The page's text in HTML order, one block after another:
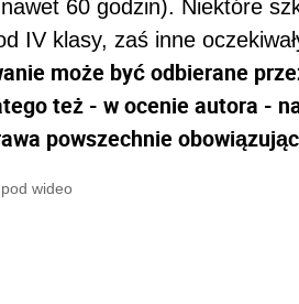
60 godzin). Niektóre
IV klasy, zaś inne
może być odbierane
też - w ocenie autora -
powszechnie
wideo